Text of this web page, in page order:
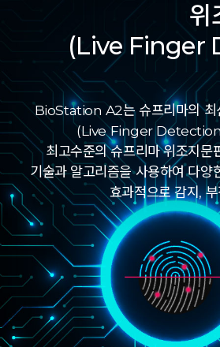
위
(Live Finger
BioStation A2는 슈프리마의 최
(Live Finger Detection)
최고수준의 슈프리마 위조지문
기술과 알고리즘을 사용하여 다양
효과적으로 감지,